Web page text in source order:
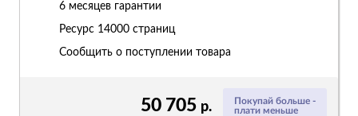
Покупай больше -
плати меньше
50 705 р.
6 месяцев гарантии
Ресурс 14000 страниц
Сообщить о поступлении товара